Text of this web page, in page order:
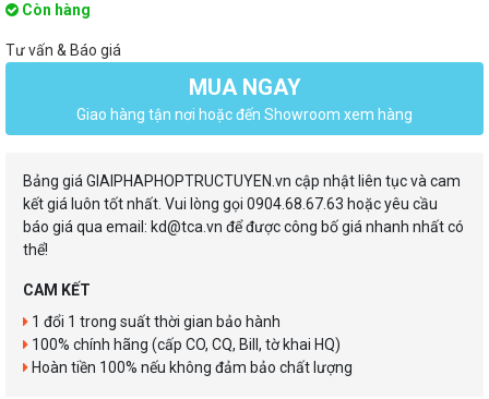
Còn hàng
Tư vấn & Báo giá
MUA NGAY
Giao hàng tận nơi hoặc đến Showroom xem hàng
Bảng giá GIAIPHAPHOPTRUCTUYEN.vn cập nhật liên tục và cam
kết giá luôn tốt nhất. Vui lòng gọi 0904.68.67.63 hoặc yêu cầu
báo giá qua email: kd@tca.vn để được công bố giá nhanh nhất có
thể!
CAM KẾT
1 đổi 1 trong suất thời gian bảo hành
100% chính hãng (cấp CO, CQ, Bill, tờ khai HQ)
Hoàn tiền 100% nếu không đảm bảo chất lượng